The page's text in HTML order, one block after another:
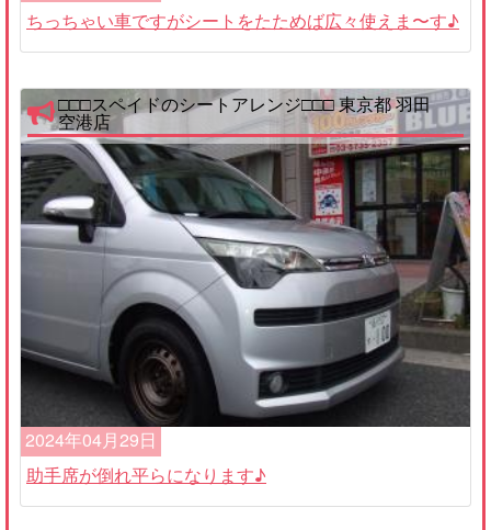
ちっちゃい車ですがシートをたためば広々使えま〜す♪
□□□スペイドのシートアレンジ□□□ 東京都 羽田
空港店
2024年04月29日
助手席が倒れ平らになります♪